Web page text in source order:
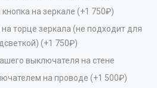
на зеркале (+1 750₽)
торце зеркала (не подходит для
(+1 750₽)
выключателя на стене
на проводе (+1 500₽)